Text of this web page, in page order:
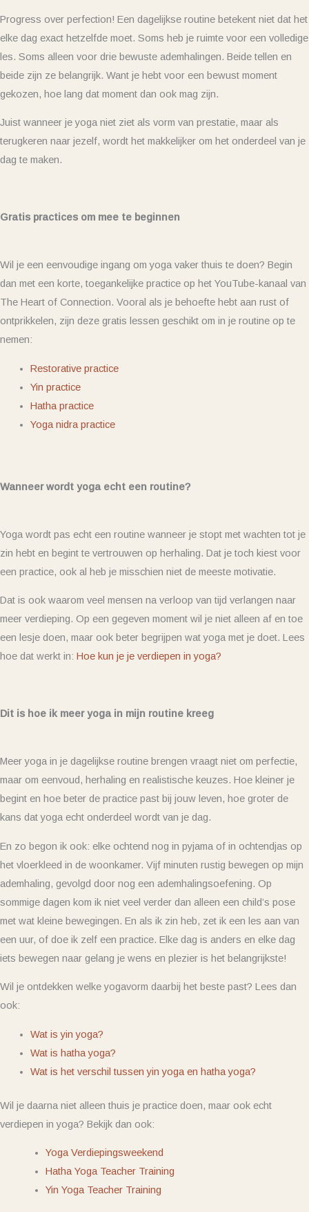
Progress over perfection! Een dagelijkse routine betekent niet dat het
elke dag exact hetzelfde moet. Soms heb je ruimte voor een volledige
les. Soms alleen voor drie bewuste ademhalingen. Beide tellen en
beide zijn ze belangrijk. Want je hebt voor een bewust moment
gekozen, hoe lang dat moment dan ook mag zijn.
Juist wanneer je yoga niet ziet als vorm van prestatie, maar als
terugkeren naar jezelf, wordt het makkelijker om het onderdeel van je
dag te maken.
Gratis practices om mee te beginnen
Wil je een eenvoudige ingang om yoga vaker thuis te doen? Begin
dan met een korte, toegankelijke practice op het YouTube-kanaal van
The Heart of Connection. Vooral als je behoefte hebt aan rust of
ontprikkelen, zijn deze gratis lessen geschikt om in je routine op te
nemen:
Restorative practice
Yin practice
Hatha practice
Yoga nidra practice
Wanneer wordt yoga echt een routine?
Yoga wordt pas echt een routine wanneer je stopt met wachten tot je
zin hebt en begint te vertrouwen op herhaling. Dat je toch kiest voor
een practice, ook al heb je misschien niet de meeste motivatie.
Dat is ook waarom veel mensen na verloop van tijd verlangen naar
meer verdieping. Op een gegeven moment wil je niet alleen af en toe
een lesje doen, maar ook beter begrijpen wat yoga met je doet. Lees
hoe dat werkt in: Hoe kun je je verdiepen in yoga?
Dit is hoe ik meer yoga in mijn routine kreeg
Meer yoga in je dagelijkse routine brengen vraagt niet om perfectie,
maar om eenvoud, herhaling en realistische keuzes. Hoe kleiner je
begint en hoe beter de practice past bij jouw leven, hoe groter de
kans dat yoga echt onderdeel wordt van je dag.
En zo begon ik ook: elke ochtend nog in pyjama of in ochtendjas op
het vloerkleed in de woonkamer. Vijf minuten rustig bewegen op mijn
ademhaling, gevolgd door nog een ademhalingsoefening. Op
sommige dagen kom ik niet veel verder dan alleen een child’s pose
met wat kleine bewegingen. En als ik zin heb, zet ik een les aan van
een uur, of doe ik zelf een practice. Elke dag is anders en elke dag
iets bewegen naar gelang je wens en plezier is het belangrijkste!
Wil je ontdekken welke yogavorm daarbij het beste past? Lees dan
ook:
Wat is yin yoga?
Wat is hatha yoga?
Wat is het verschil tussen yin yoga en hatha yoga?
Wil je daarna niet alleen thuis je practice doen, maar ook echt
verdiepen in yoga? Bekijk dan ook:
Yoga Verdiepingsweekend
Hatha Yoga Teacher Training
Yin Yoga Teacher Training